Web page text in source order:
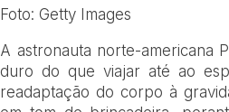
Foto: Getty Images
A astronauta norte-americana
duro do que viajar até ao
readaptação do corpo à